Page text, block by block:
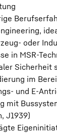
oder
in MSR-
Sicherheit
im
und E-
mit
J1939)